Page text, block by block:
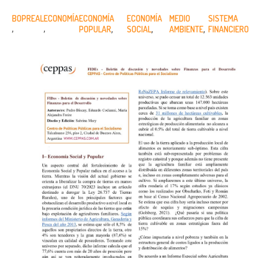
BOPREALECONOMÍAECONOMÍA
POPULAR
ECONOMÍA
SOCIAL
MEDIO
AMBIENTE
SISTEMA
FINANCIERO